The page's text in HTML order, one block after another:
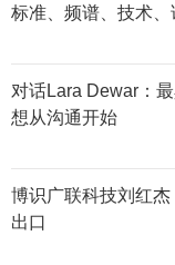
标准、频谱、技术
对话Lara Dewar：
想从沟通开始
博识广联科技刘红
出口